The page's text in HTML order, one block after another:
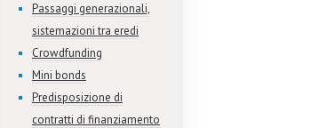
Passaggi generazionali,
sistemazioni tra eredi
Crowdfunding
Mini bonds
Predisposizione di
contratti di finanziamento